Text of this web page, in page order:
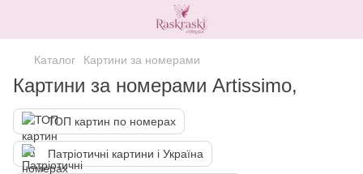
Каталог Картини за номерами
Картини за номерами Artissimo,
ТОП картин по номерах
Патріотичні картини і Україна